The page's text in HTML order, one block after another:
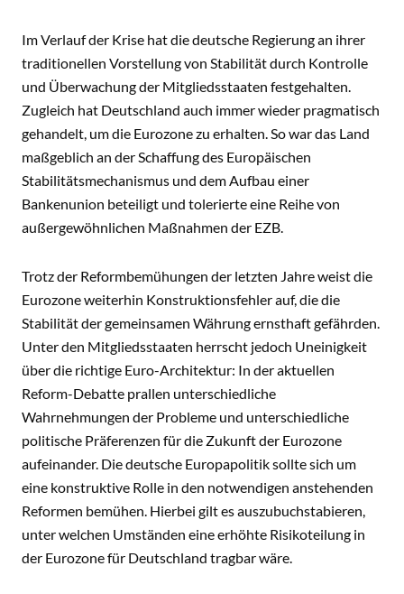
Im Verlauf der Krise hat die deutsche Regierung an ihrer
traditionellen Vorstellung von Stabilität durch Kontrolle
und Überwachung der Mitgliedsstaaten festgehalten.
Zugleich hat Deutschland auch immer wieder pragmatisch
gehandelt, um die Eurozone zu erhalten. So war das Land
maßgeblich an der Schaffung des Europäischen
Stabilitätsmechanismus und dem Aufbau einer
Bankenunion beteiligt und tolerierte eine Reihe von
außergewöhnlichen Maßnahmen der EZB.
Trotz der Reformbemühungen der letzten Jahre weist die
Eurozone weiterhin Konstruktionsfehler auf, die die
Stabilität der gemeinsamen Währung ernsthaft gefährden.
Unter den Mitgliedsstaaten herrscht jedoch Uneinigkeit
über die richtige Euro-Architektur: In der aktuellen
Reform-Debatte prallen unterschiedliche
Wahrnehmungen der Probleme und unterschiedliche
politische Präferenzen für die Zukunft der Eurozone
aufeinander. Die deutsche Europapolitik sollte sich um
eine konstruktive Rolle in den notwendigen anstehenden
Reformen bemühen. Hierbei gilt es auszubuchstabieren,
unter welchen Umständen eine erhöhte Risikoteilung in
der Eurozone für Deutschland tragbar wäre.